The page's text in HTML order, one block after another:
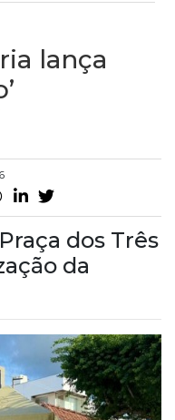
lança
dos Três
da